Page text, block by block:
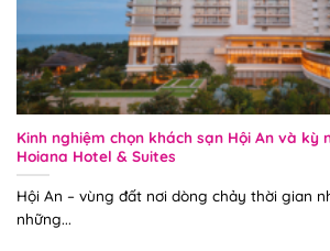
Kinh nghiệm chọn khách sạn Hội An và kỳ
Hoiana Hotel & Suites
Hội An – vùng đất nơi dòng chảy thời gian
những...